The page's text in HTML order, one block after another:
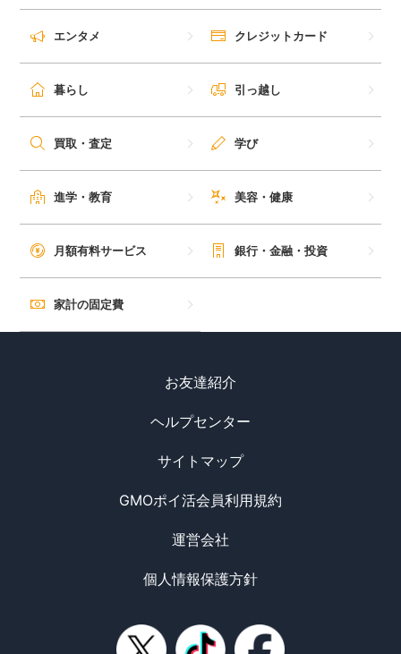
美容・健康
月額有料サービス
銀行・金融・投資
エンタメ クレジットカード
暮らし 引っ越し
買取・査定 学び
進学・教育 美容・健康
月額有料サービス 銀行・金融・投資
家計の固定費
お友達紹介
ヘルプセンター
サイトマップ
GMOポイ活会員利用規約
運営会社
個人情報保護方針